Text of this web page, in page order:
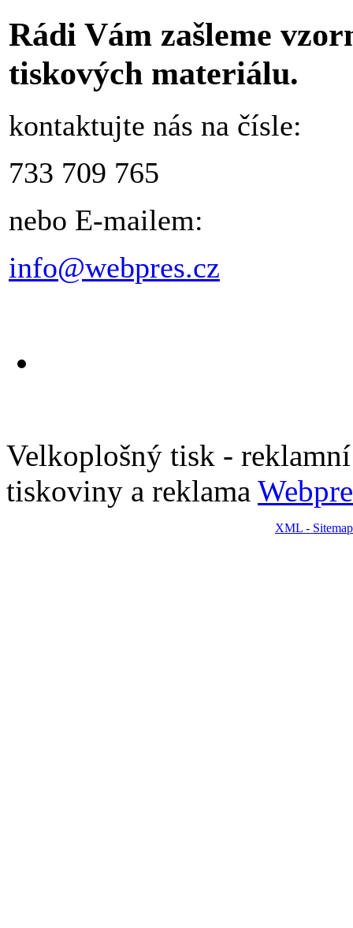
Rádi Vám zašleme
tiskových materiálu.
kontaktujte nás na čísle:
733 709 765
nebo E-mailem:
info@webpres.cz
Velkoplošný tisk -
tiskoviny a reklama
XML - Sitemap